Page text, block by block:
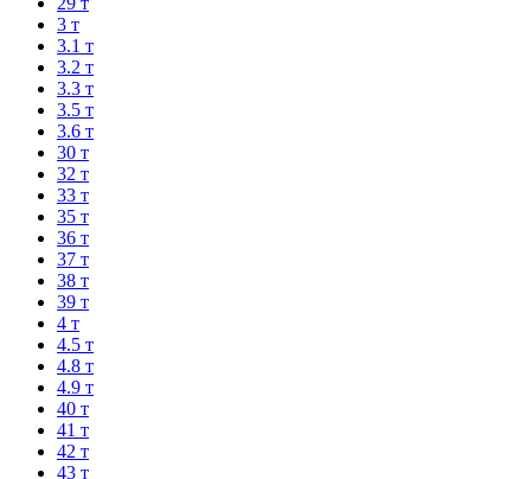
3 т
3.1 т
3.2 т
3.3 т
3.5 т
3.6 т
30 т
32 т
33 т
35 т
36 т
37 т
38 т
39 т
4 т
4.5 т
4.8 т
4.9 т
40 т
41 т
42 т
43 т